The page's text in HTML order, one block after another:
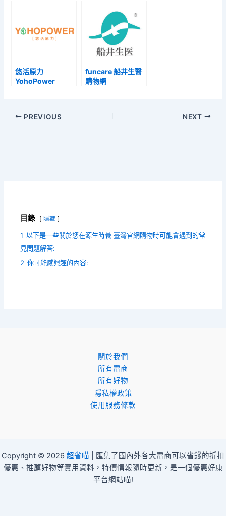
悠活原力
YohoPower
funcare 船井生醫
購物網
PREVIOUS NEXT
目錄 隱藏
1 以下是一些關於您在源生時養 臺灣官網購物時可能會遇到的常
見問題解答:
2 你可能感興趣的內容:
關於我們
所有電商
所有好物
隱私權政策
使用服務條款
Copyright © 2026 超省喵 | 匯集了國內外各大電商可以省錢的折扣
優惠、推薦好物等實用資料，特價情報隨時更新，是一個優惠好康
平台網站喵!